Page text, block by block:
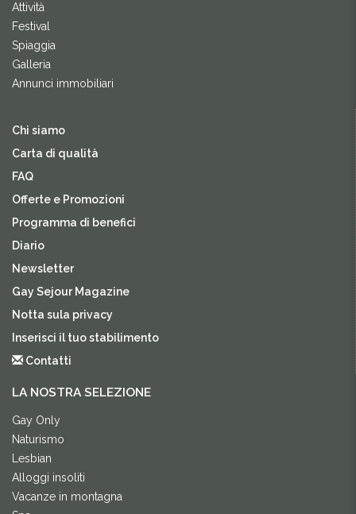
Attività
Festival
Spiaggia
Galleria
Annunci immobiliari
Chi siamo
Carta di qualità
FAQ
Offerte e Promozioni
Programma di benefici
Diario
Newsletter
Gay Sejour Magazine
Notta sula privacy
Inserisci il tuo stabilimento
Contatti
LA NOSTRA SELEZIONE
Gay Only
Naturismo
Lesbian
Alloggi insoliti
Vacanze in montagna